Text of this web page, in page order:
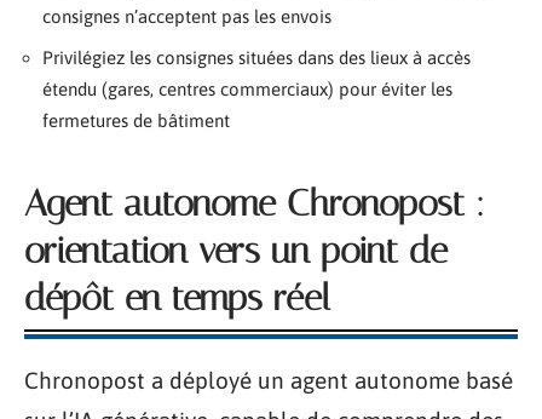
consignes n’acceptent pas les envois
Privilégiez les consignes situées dans des lieux à accès
étendu (gares, centres commerciaux) pour éviter les
fermetures de bâtiment
Agent autonome Chronopost :
orientation vers un point de
dépôt en temps réel
Chronopost a déployé un agent autonome basé